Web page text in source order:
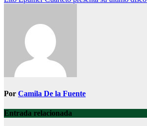
de
Por Camila De la Fuente
Entrada relacionada